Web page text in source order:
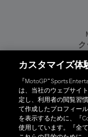
ク
プラ
オ
カスタマイズ体
『MotoGP™ Sports
は、当社のウェブサイ
定し、利用者の閲覧習
て作成したプロフィー
を表示するために、『
使用しています。『全